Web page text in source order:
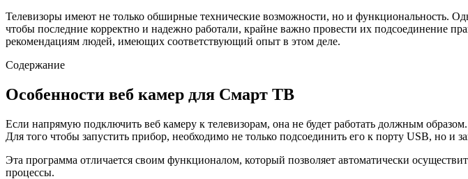
Телевизоры имеют не только обширные технические возможности, но и функциональность.
чтобы последние корректно и надежно работали, крайне важно провести их подсоединение
рекомендациям людей, имеющих соответствующий опыт в этом деле.
Содержание
Особенности веб камер для Смарт ТВ
Если напрямую подключить веб камеру к телевизорам, она не будет работать должным
Для того чтобы запустить прибор, необходимо не только подсоединить его к порту USB, но и
Эта программа отличается своим функционалом, который позволяет автоматически
процессы.